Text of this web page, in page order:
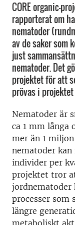
CORE organic-
rapporterat om
nematoder
av de saker som
just
nematoder. Det
projektet för att
prövas i
Nematoder är
ca 1 mm långa
mer än 1
nematoder
individer per
projektet tror
jordnematoder
processer som
längre
metaboliskt